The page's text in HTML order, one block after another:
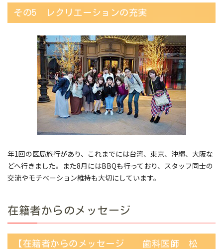
その5 レクリエーションの充実
年1回の医局旅行があり、これまでには台湾、東京、沖縄、大阪な
どへ行きました。また8月にはBBQも行っており、スタッフ同士の
交流やモチベーション維持も大切にしています。
在籍者からのメッセージ
【在籍者からのメッセージ 歯科医師 松